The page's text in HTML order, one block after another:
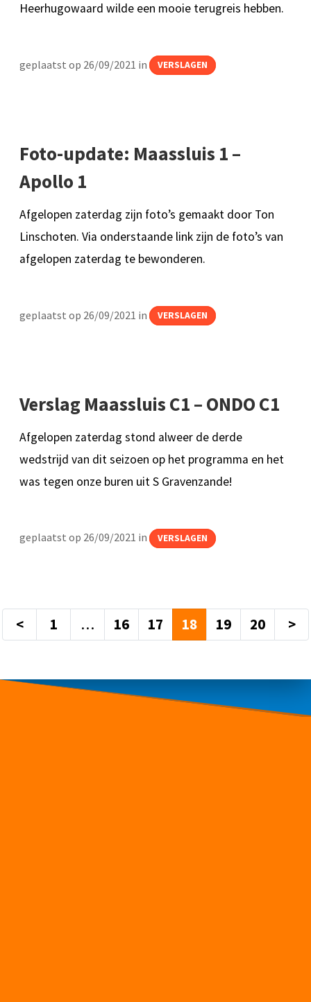
Heerhugowaard wilde een mooie terugreis hebben.
geplaatst op 26/09/2021 in VERSLAGEN
Foto-update: Maassluis 1 –
Apollo 1
Afgelopen zaterdag zijn foto’s gemaakt door Ton
Linschoten. Via onderstaande link zijn de foto’s van
afgelopen zaterdag te bewonderen.
geplaatst op 26/09/2021 in VERSLAGEN
Verslag Maassluis C1 – ONDO C1
Afgelopen zaterdag stond alweer de derde
wedstrijd van dit seizoen op het programma en het
was tegen onze buren uit S Gravenzande!
geplaatst op 26/09/2021 in VERSLAGEN
< 1 … 16 17 18 19 20 >